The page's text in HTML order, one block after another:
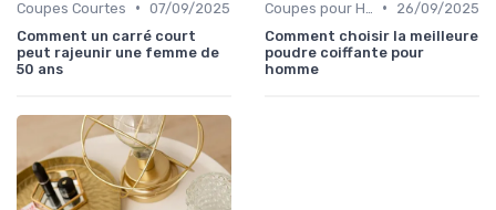
Coupes Courtes • 07/09/2025
Comment un carré court
peut rajeunir une femme de
50 ans
•
26/09/2025
Comment choisir la meilleure
poudre coiffante pour
homme